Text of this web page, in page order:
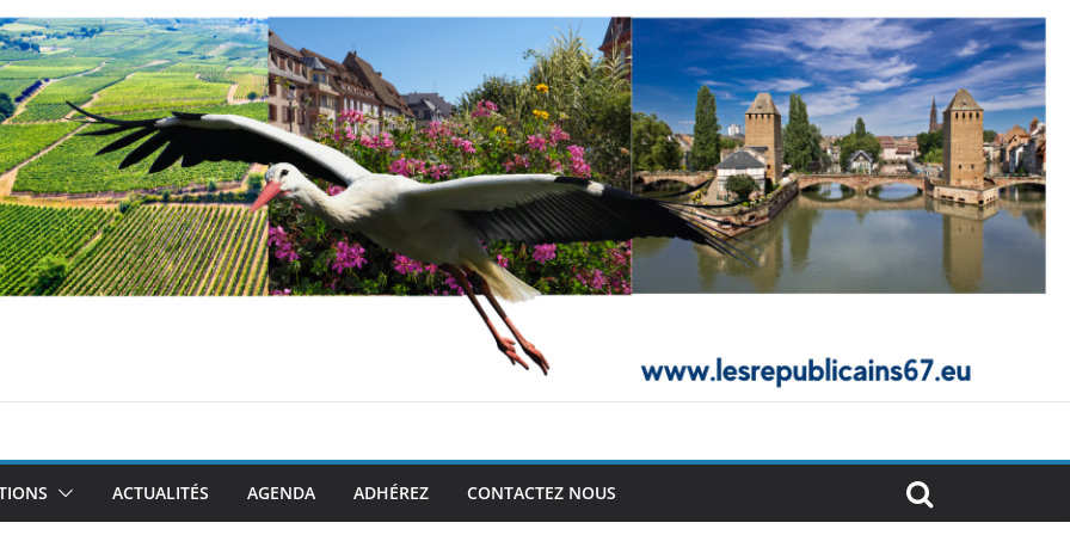
ACTUALITÉS AGENDA ADHÉREZ CONTACTEZ NOUS